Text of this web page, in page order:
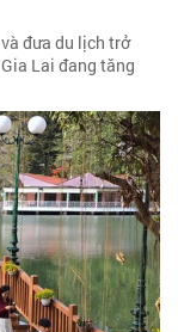
đưa du lịch trở
Lai đang tăng